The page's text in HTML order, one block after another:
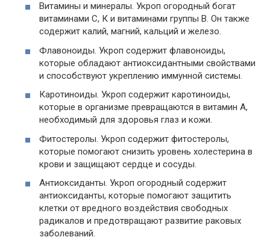
Витамины и минералы. Укроп огородный богат
витаминами C, К и витаминами группы В. Он также
содержит калий, магний, кальций и железо.
Флавоноиды. Укроп содержит флавоноиды,
которые обладают антиоксидантными свойствами
и способствуют укреплению иммунной системы.
Каротиноиды. Укроп содержит каротиноиды,
которые в организме превращаются в витамин А,
необходимый для здоровья глаз и кожи.
Фитостеролы. Укроп содержит фитостеролы,
которые помогают снизить уровень холестерина в
крови и защищают сердце и сосуды.
Антиоксиданты. Укроп огородный содержит
антиоксиданты, которые помогают защитить
клетки от вредного воздействия свободных
радикалов и предотвращают развитие раковых
заболеваний.